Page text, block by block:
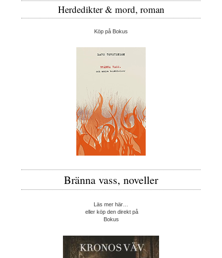
Herdedikter & mord, roman
Köp på Bokus
Bränna vass, noveller
Läs mer här…
eller köp den direkt på
Bokus